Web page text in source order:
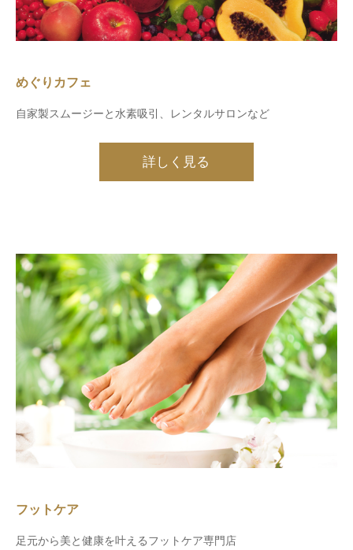
めぐりカフェ
自家製スムージーと水素吸引、レンタルサロンなど
詳しく見る
フットケア
足元から美と健康を叶えるフットケア専門店